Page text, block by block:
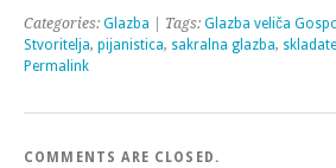
Categories: Glazba | Tags: Glazba veliča
Stvoritelja, pijanistica, sakralna glazba,
Permalink
COMMENTS ARE CLOSED.